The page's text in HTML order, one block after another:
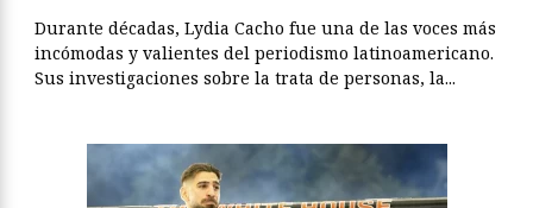
Durante décadas, Lydia Cacho fue una de las voces más
incómodas y valientes del periodismo latinoamericano.
Sus investigaciones sobre la trata de personas, la...